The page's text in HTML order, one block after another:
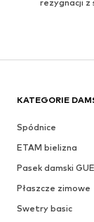
rezygnacji z
KATEGORIE
Spódnice
ETAM bielizna
Pasek damski
Płaszcze zimowe
Swetry basic